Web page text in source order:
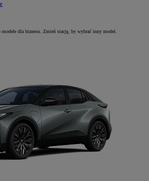
dla biznesu. Zmień stację, by wybrać inny model.